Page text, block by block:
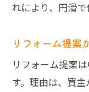
れにより、円滑
リフォーム提案
リフォーム提案
す。理由は、買